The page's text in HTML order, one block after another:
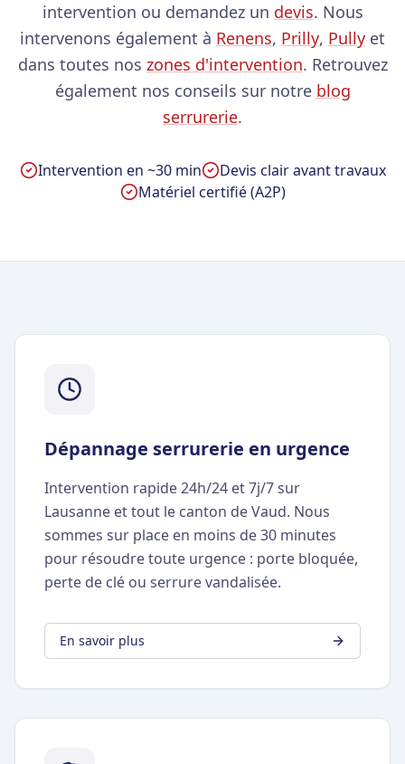
intervention ou demandez un devis. Nous
intervenons également à Renens, Prilly, Pully et
dans toutes nos zones d'intervention. Retrouvez
également nos conseils sur notre blog
serrurerie.
Intervention en ~30 min
Devis clair avant travaux
Matériel certifié (A2P)
Dépannage serrurerie en urgence
Intervention rapide 24h/24 et 7j/7 sur
Lausanne et tout le canton de Vaud. Nous
sommes sur place en moins de 30 minutes
pour résoudre toute urgence : porte bloquée,
perte de clé ou serrure vandalisée.
En savoir plus